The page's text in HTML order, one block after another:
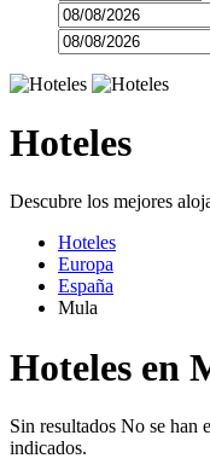
Hoteles
Descubre los mejores
Hoteles
Europa
España
Mula
Hoteles en
Sin resultados No se han
indicados.